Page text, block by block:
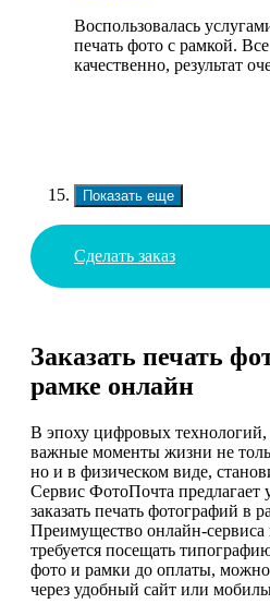
Воспользовалась
печать фото с рамкой.
качественно, результат
Показать еще
Сделать заказ
Заказать печать
рамке онлайн
В эпоху цифровых технологий,
важные моменты жизни не
но и в физическом виде,
Сервис ФотоПочта предлагает
заказать печать фотографий в
Преимущество онлайн-сервиса
требуется посещать
фото и рамки до оплаты,
через удобный сайт или